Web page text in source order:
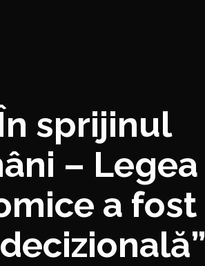
sprijinul
– Legea
a fost